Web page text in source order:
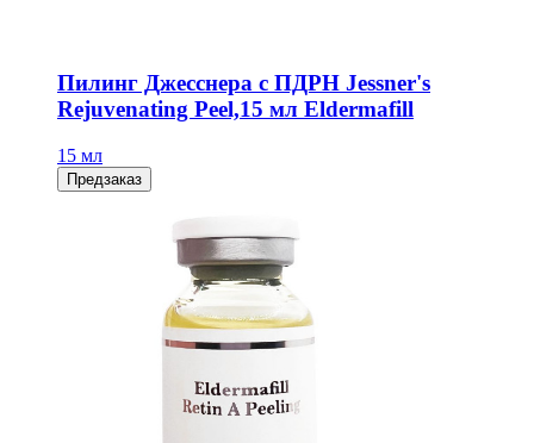
Пилинг Джесснера с ПДРН Jessner's
Rejuvenating Peel,15 мл Eldermafill
15 мл
Предзаказ